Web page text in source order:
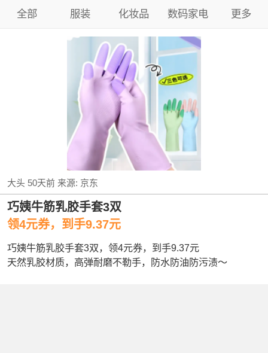
全部 服装 化妆品 数码家电 更多
大头 50天前来源: 京东
巧姨牛筋乳胶手套3双
领4元券，到手9.37元
巧姨牛筋乳胶手套3双，领4元券，到手9.37元
天然乳胶材质，高弹耐磨不勒手，防水防油防污渍～